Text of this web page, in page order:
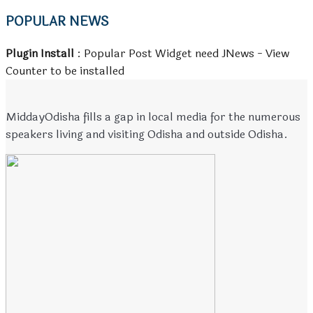
POPULAR NEWS
Plugin Install : Popular Post Widget need JNews - View
Counter to be installed
MiddayOdisha fills a gap in local media for the numerous
speakers living and visiting Odisha and outside Odisha.